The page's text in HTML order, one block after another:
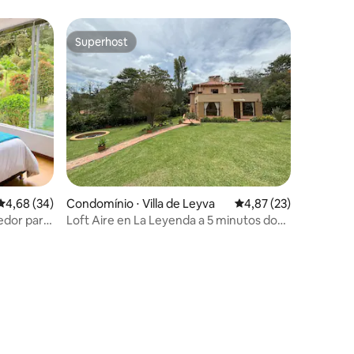
de uma avaliação média de 5, 34 avaliações
4,68 (34)
para
Superhost
Superhost
Condomínio ⋅ Villa de Leyva 4,87 de uma
4,87 (23)
Loft Aire en La Leyenda a 5 minutos do